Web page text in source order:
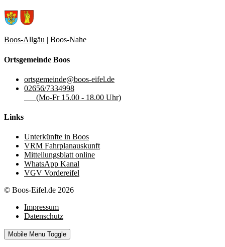
Boos-Allgäu | Boos-Nahe
Ortsgemeinde Boos
ortsgemeinde@boos-eifel.de
02656/7334998
(Mo-Fr 15.00 - 18.00 Uhr)
Links
Unterkünfte in Boos
VRM Fahrplanauskunft
Mitteilungsblatt online
WhatsApp Kanal
VGV Vordereifel
© Boos-Eifel.de 2026
Impressum
Datenschutz
Mobile Menu Toggle